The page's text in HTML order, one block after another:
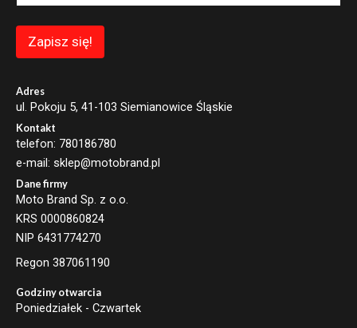
E
l
Zapisz się!
Adres
ul. Pokoju 5, 41-103 Siemianowice Śląskie
Kontakt
telefon: 780186780
e-mail: sklep@motobrand.pl
Dane firmy
Moto Brand Sp. z o.o.
KRS 0000860824
NIP 6431774270
Regon 387061190
Godziny otwarcia
Poniedziałek - Czwartek